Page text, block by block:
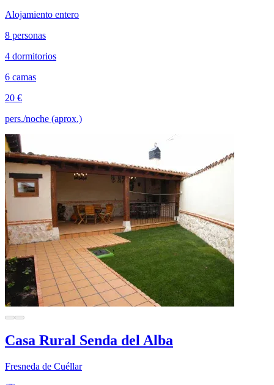
Alojamiento entero
8 personas
4 dormitorios
6 camas
20 €
pers./noche (aprox.)
Casa Rural Senda del Alba
Fresneda de Cuéllar